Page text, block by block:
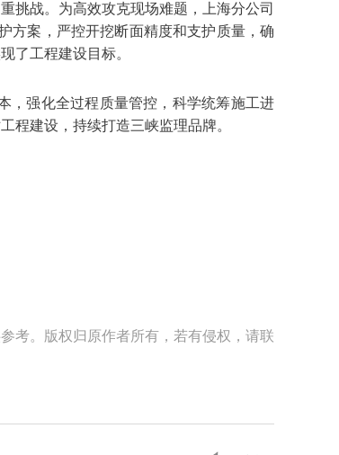
挑战。为高效攻克现场难题，上海分公司
方案，严控开挖断面精度和支护质量，确
了工程建设目标。
，强化全过程质量管控，科学统筹施工进
建设，持续打造三峡监理品牌。
考。版权归原作者所有，若有侵权，请联